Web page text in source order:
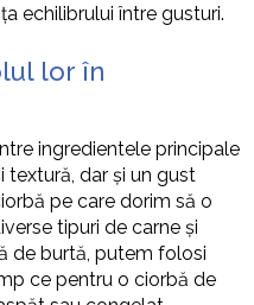
echilibrului între gusturi.
lor în
ingredientele principale
textură, dar și un gust
pe care dorim să o
tipuri de carne și
de burtă, putem folosi
ce pentru o ciorbă de